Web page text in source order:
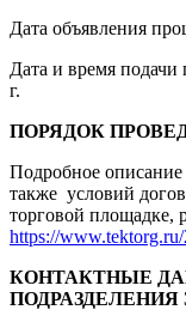
Дата объявления
Дата и время
г.
ПОРЯДОК
Подробное
также условий
торговой площадке,
https://
КОНТАКТНЫЕ
ПОДРАЗДЕЛЕНИЯ